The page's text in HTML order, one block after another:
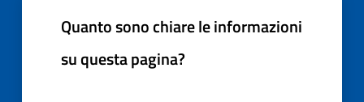
Quanto sono chiare le informazioni
su questa pagina?